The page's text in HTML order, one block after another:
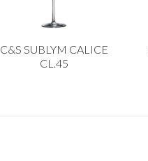
C&S SUBLYM CALICE
CL.45